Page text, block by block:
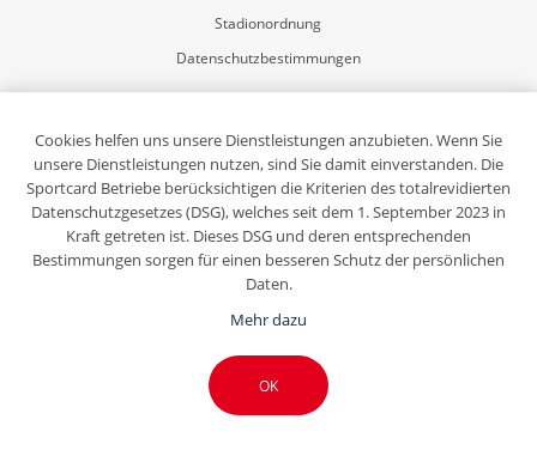
Stadionordnung
Datenschutzbestimmungen
Mein Konto
Registrierung
Anmelden
Sportcard-Newsletter abonnieren
Copyright © 2026 Eiszentrum Luzern. Alle Rechte vorbehalten.
Powered by
n-tree
Cookies helfen uns unsere Dienstleistungen anzubieten. Wenn Sie
unsere Dienstleistungen nutzen, sind Sie damit einverstanden. Die
Sportcard Betriebe berücksichtigen die Kriterien des totalrevidierten
Datenschutzgesetzes (DSG), welches seit dem 1. September 2023 in
Kraft getreten ist. Dieses DSG und deren entsprechenden
Bestimmungen sorgen für einen besseren Schutz der persönlichen
Daten.
Mehr dazu
OK